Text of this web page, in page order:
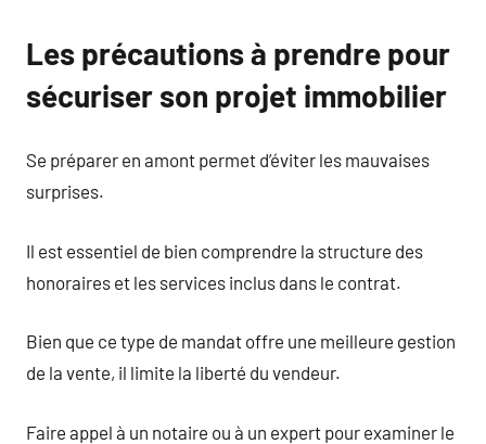
Les précautions à prendre pour
sécuriser son projet immobilier
Se préparer en amont permet d’éviter les mauvaises
surprises.
Il est essentiel de bien comprendre la structure des
honoraires et les services inclus dans le contrat.
Bien que ce type de mandat offre une meilleure gestion
de la vente, il limite la liberté du vendeur.
Faire appel à un notaire ou à un expert pour examiner le